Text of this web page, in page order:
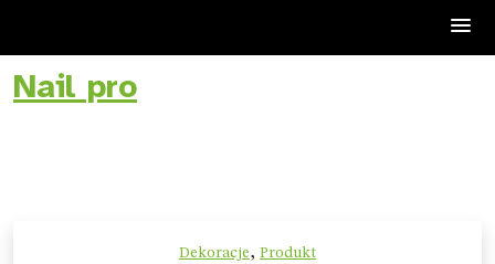
Skip
toNail pro
Dekoracje, Produkt